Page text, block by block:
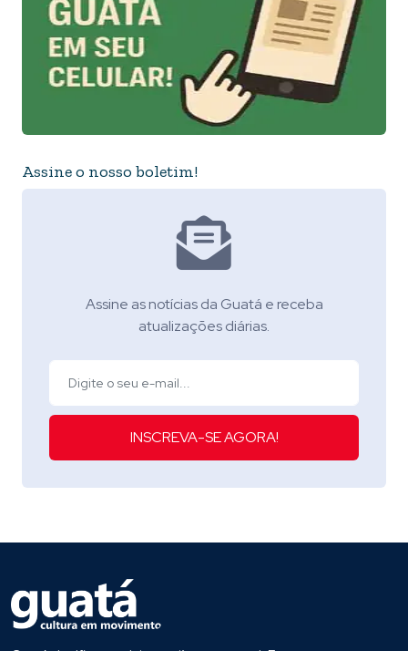
Assine o nosso boletim!
Assine as notícias da Guatá e receba
atualizações diárias.
INSCREVA-SE AGORA!